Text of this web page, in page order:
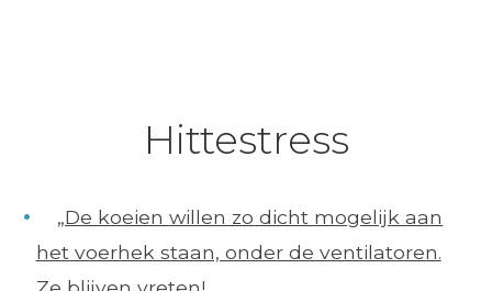
Hittestress
„De koeien willen zo dicht mogelijk aan
het voerhek staan, onder de ventilatoren.